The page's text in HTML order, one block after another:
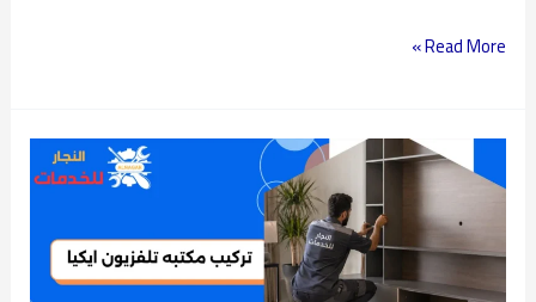
Read More »
مكتبه
تلفزيون
ايكيا
الكويت